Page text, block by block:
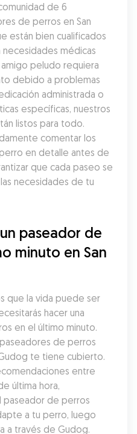
de 6
de perros en San
están bien cualificados
médicas
peludo requiera
debido a problemas
administrada o
específicas, nuestros
listos para todo.
comentar los
en detalle antes de
que cada paseo se
necesidades de tu
paseador de
minuto en San
que la vida puede ser
hacer una
en el último minuto.
de perros
te tiene cubierto.
entre
última hora,
paseador de perros
a tu perro, luego
a través de Gudog.